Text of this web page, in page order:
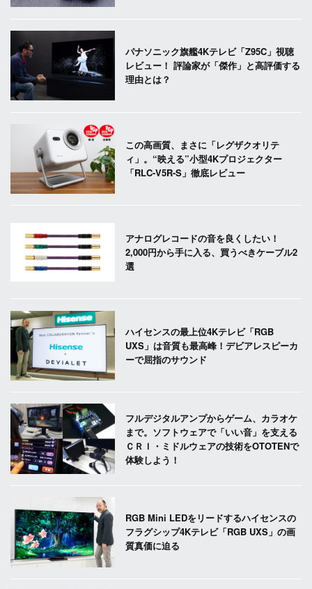
パナソニック旗艦4Kテレビ「Z95C」視聴
レビュー！ 評論家が「傑作」と高評価する
理由とは？
この高画質、まさに「レグザクオリテ
ィ」。“映える”小型4Kプロジェクター
「RLC-V5R-S」徹底レビュー
アナログレコードの音を良くしたい！
2,000円から手に入る、買うべきケーブル2
選
ハイセンスの最上位4Kテレビ「RGB
UXS」は音質も最高峰！デビアレスピーカ
ーで屈指のサウンド
フルデジタルアンプからゲーム、カラオケ
まで。ソフトウェアで「いい音」を支える
ＣＲＩ・ミドルウェアの技術をOTOTENで
体験しよう！
RGB Mini LEDをリードするハイセンスの
フラグシップ4Kテレビ「RGB UXS」の画
質真価に迫る